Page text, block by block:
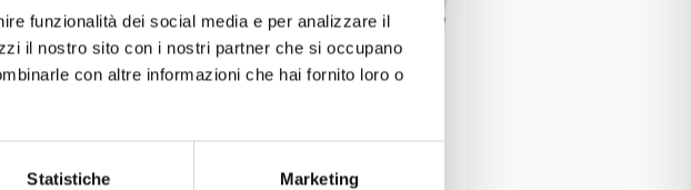
funzionalità dei social media e per analizzare il
il nostro sito con i nostri partner che si occupano
con altre informazioni che hai fornito loro o
Statistiche Marketing